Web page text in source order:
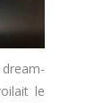
le